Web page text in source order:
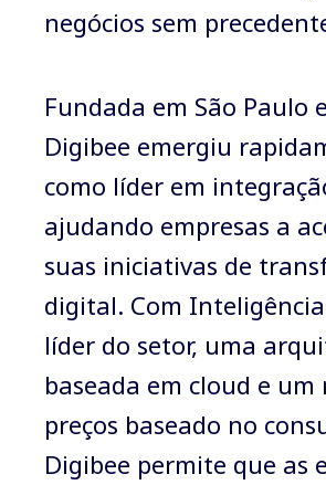
negócios sem
Fundada em São Paulo
Digibee emergiu
como líder em
ajudando empresas a
suas iniciativas de
digital. Com
líder do setor, uma
baseada em cloud e um
preços baseado no
Digibee permite que as